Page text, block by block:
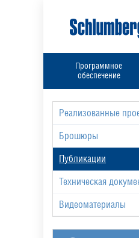
Программное
обеспечение
Реализованные
Брошюры
Публикации
Техническая
Видеоматериалы